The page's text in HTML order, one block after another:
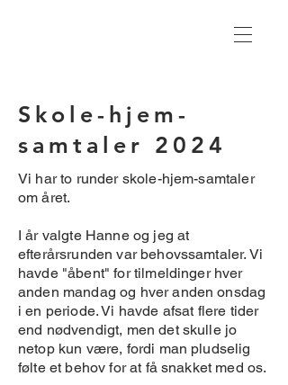
Skole-hjem-
samtaler 2024
Vi har to runder skole-hjem-samtaler
om året.
I år valgte Hanne og jeg at
efterårsrunden var behovssamtaler. Vi
havde "åbent" for tilmeldinger hver
anden mandag og hver anden onsdag
i en periode. Vi havde afsat flere tider
end nødvendigt, men det skulle jo
netop kun være, fordi man pludselig
følte et behov for at få snakket med os.